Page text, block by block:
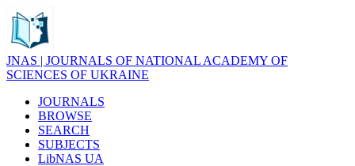
JNAS | JOURNALS OF NATIONAL ACADEMY OF
SCIENCES OF UKRAINE
JOURNALS
BROWSE
SEARCH
SUBJECTS
LibNAS UA